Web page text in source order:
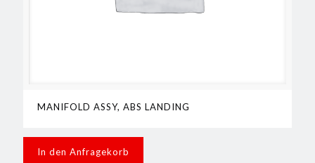
MANIFOLD ASSY, ABS LANDING
In den Anfragekorb